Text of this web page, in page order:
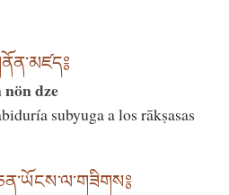
dze
subyuga a los rākṣasas